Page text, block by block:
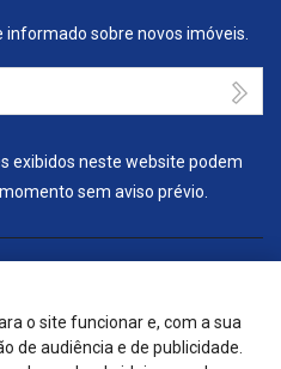
sobre novos imóveis.
exibidos neste website podem
sem aviso prévio.
por
Privacidade e Cookies|
o site funcionar e, com a sua
de audiência e de publicidade.